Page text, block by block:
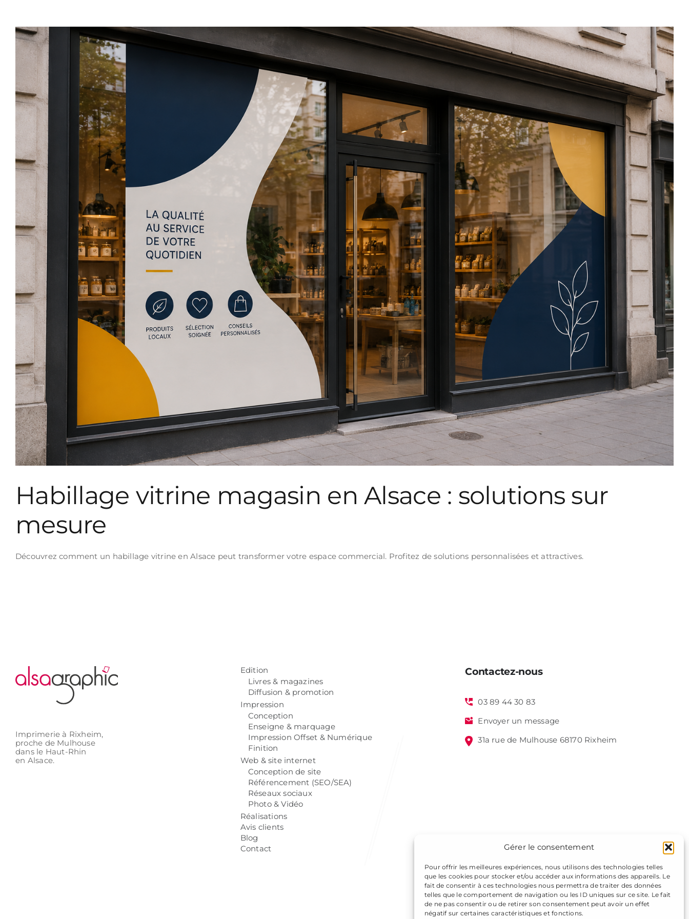
Gérer le consentement
Pour offrir les meilleures expériences, nous utilisons des technologies telles
que les cookies pour stocker et/ou accéder aux informations des appareils. Le
fait de consentir à ces technologies nous permettra de traiter des données
telles que le comportement de navigation ou les ID uniques sur ce site. Le fait
de ne pas consentir ou de retirer son consentement peut avoir un effet
négatif sur certaines caractéristiques et fonctions.
Habillage vitrine magasin en Alsace : solutions sur
mesure
Découvrez comment un habillage vitrine en Alsace peut transformer votre espace commercial. Profitez de solutions personnalisées et attractives.
Imprimerie à Rixheim,
proche de Mulhouse
dans le Haut-Rhin
en Alsace.
Edition
Livres & magazines
Diffusion & promotion
Impression
Conception
Enseigne & marquage
Impression Offset & Numérique
Finition
Web & site internet
Conception de site
Référencement (SEO/SEA)
Réseaux sociaux
Photo & Vidéo
Réalisations
Avis clients
Blog
Contact
Contactez-nous
03 89 44 30 83
Envoyer un message
31a rue de Mulhouse 68170 Rixheim